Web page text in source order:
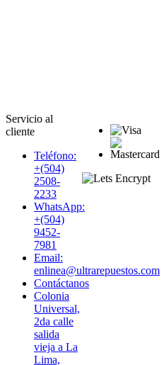
Servicio al
cliente
Teléfono:
+(504)
2508-
2233
WhatsApp:
+(504)
9452-
7981
Email:
enlinea@ultrarepuestos.com
Contáctanos
Colonia
Universal,
2da calle
salida
vieja a La
Lima,